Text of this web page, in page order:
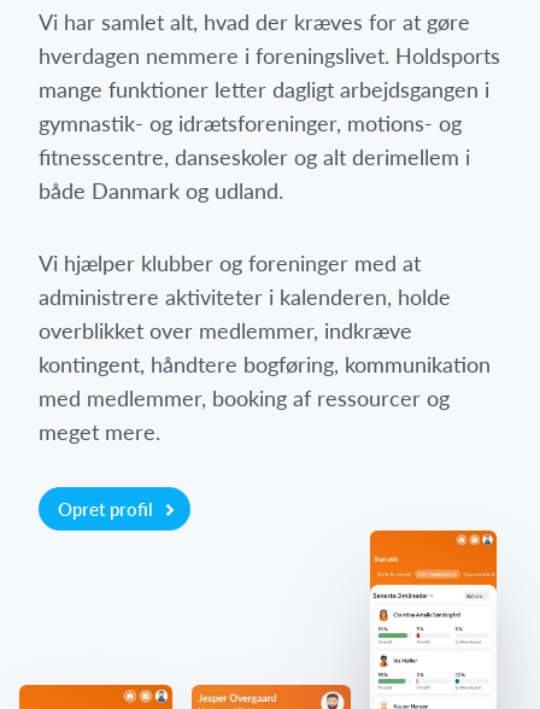
Vi har samlet alt, hvad der kræves for at gøre
hverdagen nemmere i foreningslivet. Holdsports
mange funktioner letter dagligt arbejdsgangen i
gymnastik- og idrætsforeninger, motions- og
fitnesscentre, danseskoler og alt derimellem i
både Danmark og udland.
Vi hjælper klubber og foreninger med at
administrere aktiviteter i kalenderen, holde
overblikket over medlemmer, indkræve
kontingent, håndtere bogføring, kommunikation
med medlemmer, booking af ressourcer og
meget mere.
Opret profil